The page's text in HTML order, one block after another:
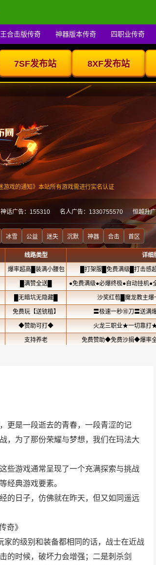
合击版传奇 神器版本传奇 四职业传奇
更是一段逝去的青春，一段青涩的记
，为了那份荣耀与梦想，我们在玛法大
些游戏通常呈现了一个充满探索与挑战
经典游戏要素。
的日子，仿佛就在昨天，但又如同遥远
奇》
的级别和装备都相同的话，战士在近战
的时候，破坏力会增强；二是刺杀剑